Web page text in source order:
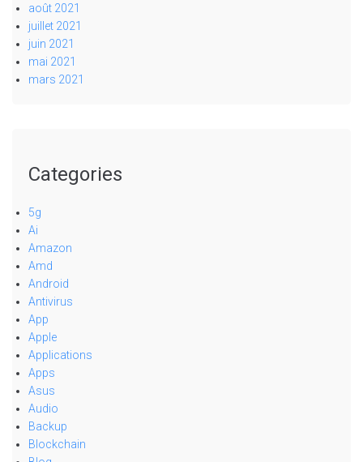
août 2021
juillet 2021
juin 2021
mai 2021
mars 2021
Categories
5g
Ai
Amazon
Amd
Android
Antivirus
App
Apple
Applications
Apps
Asus
Audio
Backup
Blockchain